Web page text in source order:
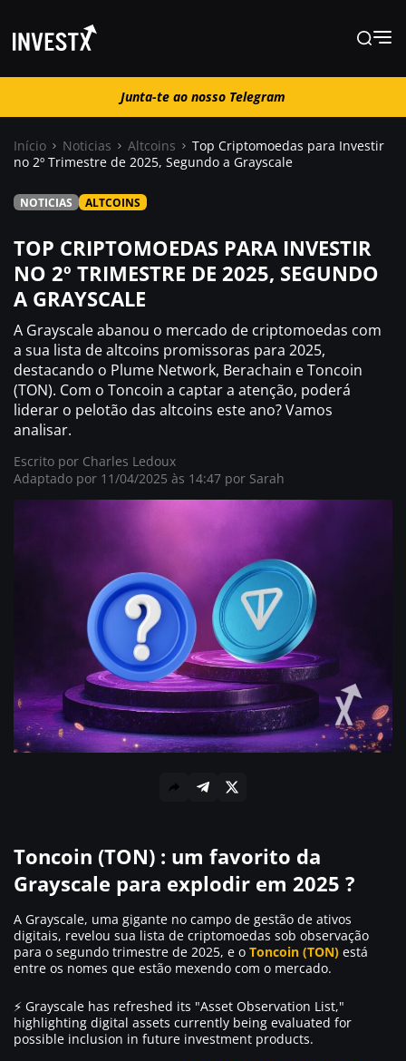
Junta-te ao nosso Telegram
Guias
Trading
Onde comprar ?
Casino
Junta-te ao nosso Telegram
Início Noticias Altcoins
Top Criptomoedas para Investir
no 2º Trimestre de 2025, Segundo a Grayscale
NOTICIAS ALTCOINS
TOP CRIPTOMOEDAS PARA INVESTIR
NO 2º TRIMESTRE DE 2025, SEGUNDO
A GRAYSCALE
A Grayscale abanou o mercado de criptomoedas com
a sua lista de altcoins promissoras para 2025,
destacando o Plume Network, Berachain e Toncoin
(TON). Com o Toncoin a captar a atenção, poderá
liderar o pelotão das altcoins este ano? Vamos
analisar.
Escrito por Charles Ledoux
Adaptado por 11/04/2025 às 14:47 por Sarah
Toncoin (TON) : um favorito da
Grayscale para explodir em 2025 ?
A Grayscale, uma gigante no campo de gestão de ativos
digitais, revelou sua lista de criptomoedas sob observação
para o segundo trimestre de 2025, e o Toncoin (TON) está
entre os nomes que estão mexendo com o mercado.
⚡️ Grayscale has refreshed its "Asset Observation List,"
highlighting digital assets currently being evaluated for
possible inclusion in future investment products.